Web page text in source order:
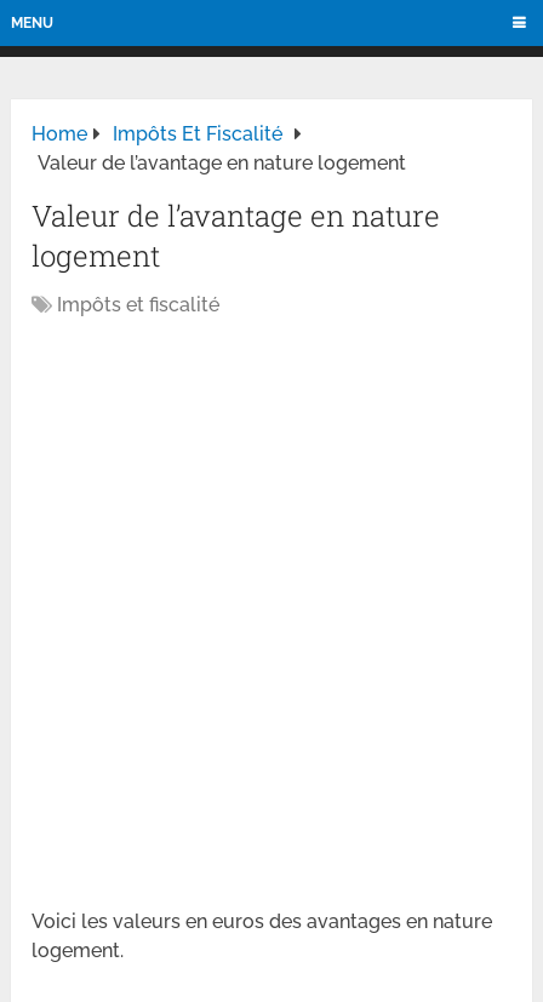
MENU
Home
Impôts Et Fiscalité
Valeur de l’avantage en nature logement
Valeur de l’avantage en nature
logement
Impôts et fiscalité
Voici les valeurs en euros des avantages en nature
logement.